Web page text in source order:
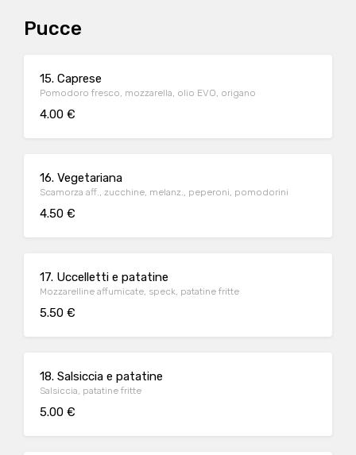
Pucce
15. Caprese
Pomodoro fresco, mozzarella, olio EVO, origano
4.00 €
16. Vegetariana
Scamorza aff., zucchine, melanz., peperoni, pomodorini
4.50 €
17. Uccelletti e patatine
Mozzarelline affumicate, speck, patatine fritte
5.50 €
18. Salsiccia e patatine
Salsiccia, patatine fritte
5.00 €